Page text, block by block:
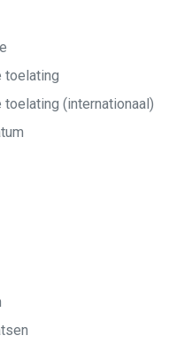
toelating
toelating (internationaal)